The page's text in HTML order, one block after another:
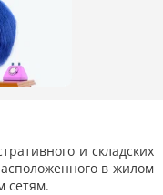
и складских
в жилом
сетям.